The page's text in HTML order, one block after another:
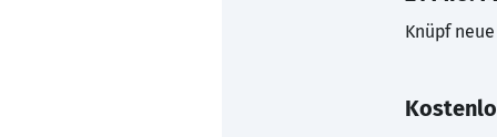
Knüpf